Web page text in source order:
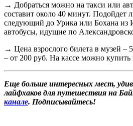
→ Добраться можно на такси или
составит около 40 минут. Подойдет
следующий до Урика или Бохана из
автобусы, идущие по
→ Цена взрослого билета в музей –
– от 200 руб. На кассе можно
Еще больше интересных мест,
лайфхаков для путешествия на
канале. Подписывайтесь!